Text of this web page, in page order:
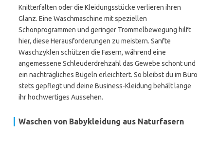
Knitterfalten oder die Kleidungsstücke verlieren ihren
Glanz. Eine Waschmaschine mit speziellen
Schonprogrammen und geringer Trommelbewegung hilft
hier, diese Herausforderungen zu meistern. Sanfte
Waschzyklen schützen die Fasern, während eine
angemessene Schleuderdrehzahl das Gewebe schont und
ein nachträgliches Bügeln erleichtert. So bleibst du im Büro
stets gepflegt und deine Business-Kleidung behält lange
ihr hochwertiges Aussehen.
Waschen von Babykleidung aus Naturfasern